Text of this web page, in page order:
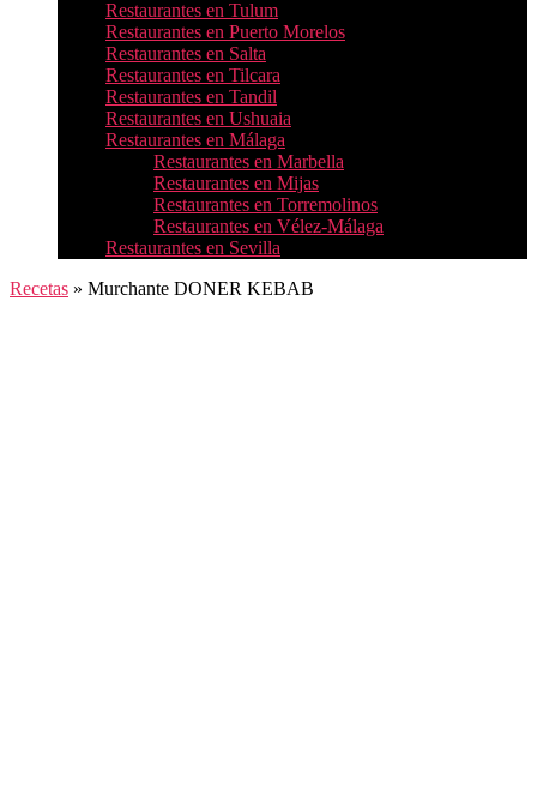
Restaurantes en Tulum
Restaurantes en Puerto Morelos
Restaurantes en Salta
Restaurantes en Tilcara
Restaurantes en Tandil
Restaurantes en Ushuaia
Restaurantes en Málaga
Restaurantes en Marbella
Restaurantes en Mijas
Restaurantes en Torremolinos
Restaurantes en Vélez-Málaga
Restaurantes en Sevilla
Recetas » Murchante DONER KEBAB